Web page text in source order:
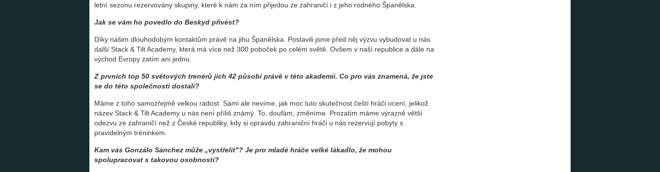
letní sezonu rezervovány skupiny, které k nám za ním přijedou ze zahraničí i z jeho rodného Španělska.
Jak se vám ho povedlo do Beskyd přivést?
Díky našim dlouhodobým kontaktům právě na jihu Španělska. Postavili jsme před něj výzvu vybudovat u nás
další Stack & Tilt Academy, která má více než 300 poboček po celém světě. Ovšem v naší republice a dále na
východ Evropy zatím ani jednu.
Z prvních top 50 světových trenérů jich 42 působí právě v této akademii. Co pro vás znamená, že jste
se do této společnosti dostali?
Máme z toho samozřejmě velkou radost. Sami ale nevíme, jak moc tuto skutečnost čeští hráči ocení, jelikož
název Stack & Tilt Academy u nás není příliš známý. To, doufám, změníme. Prozatím máme výrazně větší
odezvu ze zahraničí než z České republiky, kdy si opravdu zahraniční hráči u nás rezervují pobyty s
pravidelným tréninkem.
Kam vás Gonzálo Sánchez může „vystřelit"? Je pro mladé hráče velké lákadlo, že mohou
spolupracovat s takovou osobností?